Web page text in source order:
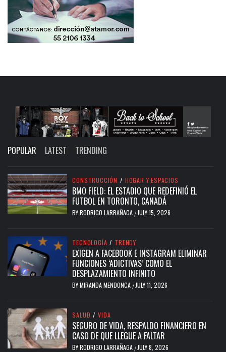
POPULAR LATEST TRENDING
CONSTRUCCIÓN / HOGAR Y ESPACIOS
BMO FIELD: EL ESTADIO QUE REDEFINIÓ EL
FUTBOL EN TORONTO, CANADÁ
BYRODRIGO LARRAÑAGA / JULY 15, 2026
TECNOLOGÍA / TRENDY
EXIGEN A FACEBOOK E INSTAGRAM ELIMINAR
FUNCIONES ‘ADICTIVAS’ COMO EL
DESPLAZAMIENTO INFINITO
BYMIRANDA MENDONCA / JULY 11, 2026
SALUD / VIDA
SEGURO DE VIDA, RESPALDO FINANCIERO EN
CASO DE QUE LLEGUE A FALTAR
BYRODRIGO LARRAÑAGA / JULY 8, 2026